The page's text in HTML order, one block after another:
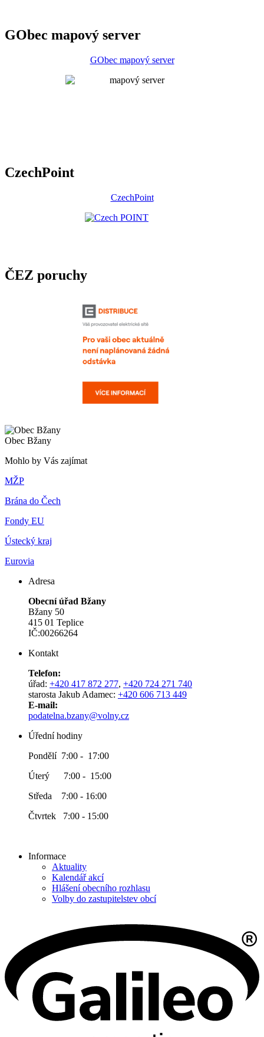
GObec mapový server
GObec mapový server
CzechPoint
CzechPoint
ČEZ poruchy
Obec Bžany
Mohlo by Vás zajímat
MŽP
Brána do Čech
Fondy EU
Ústecký kraj
Eurovia
Adresa
Obecní úřad Bžany
Bžany 50
415 01 Teplice
IČ:00266264
Kontakt
Telefon:
úřad: +420 417 872 277, +420 724 271 740
starosta Jakub Adamec: +420 606 713 449
E-mail:
podatelna.bzany@volny.cz
Úřední hodiny
Pondělí 7:00 - 17:00
Úterý 7:00 - 15:00
Středa 7:00 - 16:00
Čtvrtek 7:00 - 15:00
Informace
Aktuality
Kalendář akcí
Hlášení obecního rozhlasu
Volby do zastupitelstev obcí